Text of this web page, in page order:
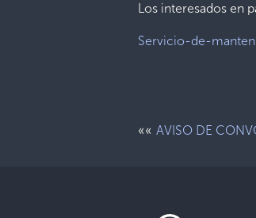
Los interesados en
Servicio-de-
««AVISO DE